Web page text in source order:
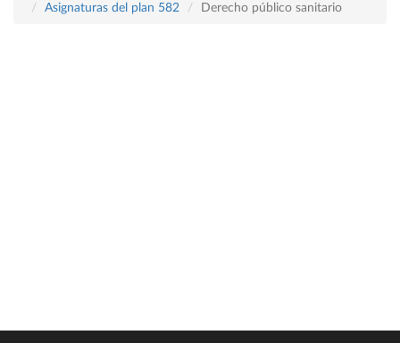
Asignaturas del plan 582
Derecho público sanitario